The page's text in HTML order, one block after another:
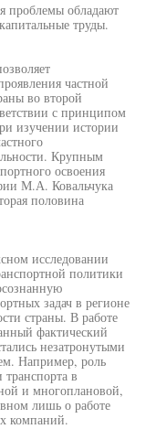
проблемы обладают
труды.
частной
во второй
с принципом
изучении истории
Крупным
освоения
М.А. Ковальчука
половина
исследовании
политики
задач в регионе
страны. В работе
фактический
незатронутыми
Например, роль
в
и многоплановой,
лишь о работе
компаний.